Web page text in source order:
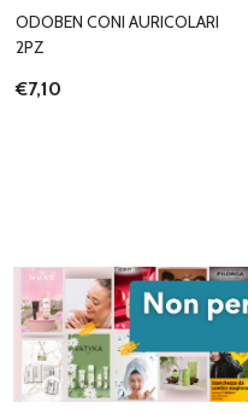
ODOBEN CONI AURICOLARI
2PZ
€7,10